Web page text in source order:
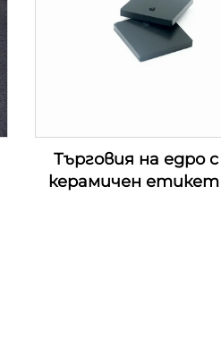
Търговия на едро с
керамичен етикет